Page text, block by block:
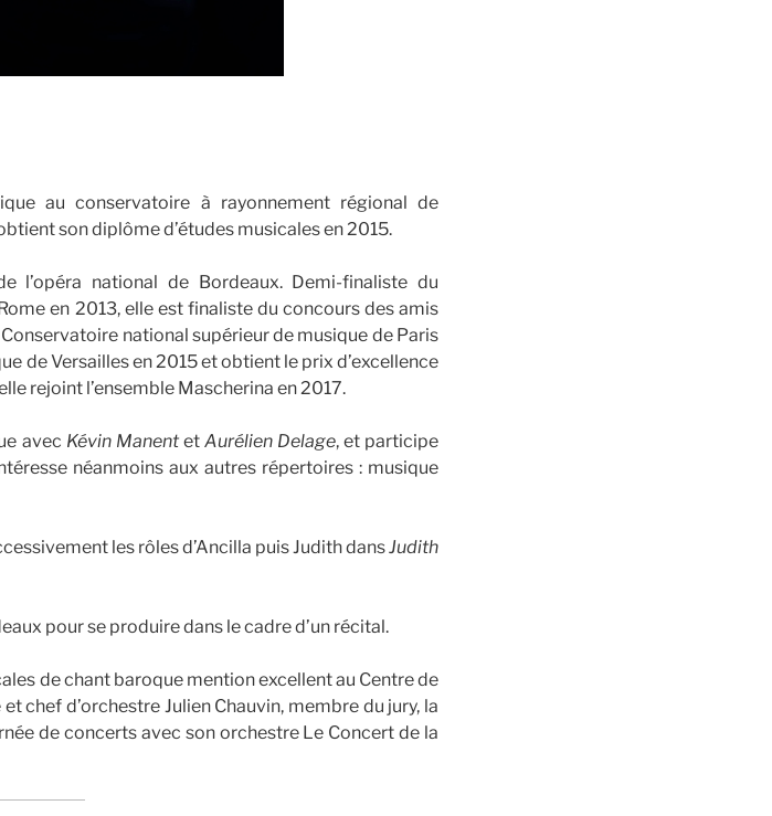
au conservatoire à rayonnement régional de
son diplôme d’études musicales en 2015.
l’opéra national de Bordeaux. Demi-finaliste du
en 2013, elle est finaliste du concours des amis
national supérieur de musique de Paris
de Versailles en 2015 et obtient le prix d’excellence
rejoint l’ensemble Mascherina en 2017.
avec Kévin Manentet Aurélien Delage, et participe
néanmoins aux autres répertoires : musique
les rôles d’Ancilla puis Judith dansJudith
pour se produire dans le cadre d’un récital.
de chant baroque mention excellent au Centre de
chef d’orchestre Julien Chauvin, membre du jury, la
de concerts avec son orchestre Le Concert de la